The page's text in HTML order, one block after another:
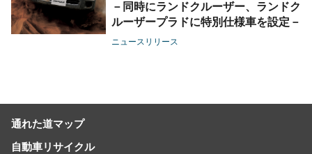
－同時にランドクルーザー、ランドク
ルーザープラドに特別仕様車を設定－
ニュースリリース
通れた道マップ
自動車リサイクル